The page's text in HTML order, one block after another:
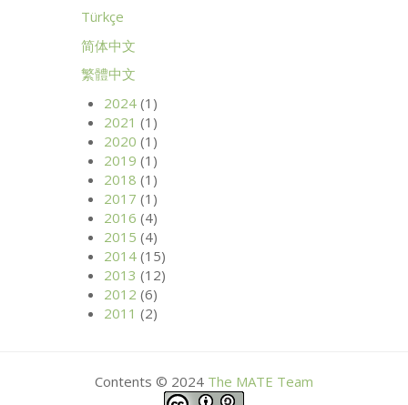
Türkçe
简体中文
繁體中文
2024 (1)
2021 (1)
2020 (1)
2019 (1)
2018 (1)
2017 (1)
2016 (4)
2015 (4)
2014 (15)
2013 (12)
2012 (6)
2011 (2)
Contents © 2024 The MATE Team